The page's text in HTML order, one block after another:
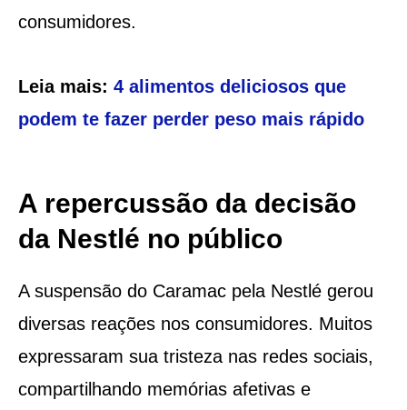
consumidores.
Leia mais: 4 alimentos deliciosos que
podem te fazer perder peso mais rápido
A repercussão da decisão
da Nestlé no público
A suspensão do Caramac pela Nestlé gerou
diversas reações nos consumidores. Muitos
expressaram sua tristeza nas redes sociais,
compartilhando memórias afetivas e